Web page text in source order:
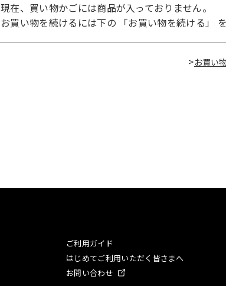
現在、買い物かごには商品が入っておりません。
お買い物を続けるには下の 「お買い物を続ける」
>
ご利用ガイド
はじめてご利用いただく皆さまへ
お問い合わせ